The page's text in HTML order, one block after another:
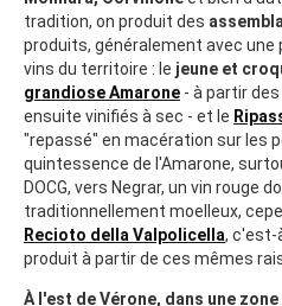
tradition, on produit des
produits, généralement avec une
vins du territoire : le jeune et
grandiose Amarone - à partir
ensuite vinifiés à sec - et le
"repassé" en macération sur les
quintessence de l'Amarone,
DOCG, vers Negrar, un vin rouge
traditionnellement moelleux,
Recioto della Valpolicella, c'est-
produit à partir de ces mêmes
À l'est de Vérone, dans une